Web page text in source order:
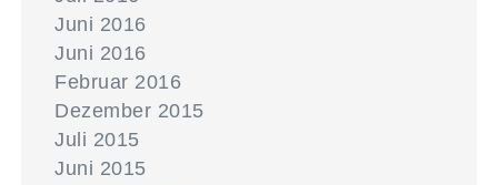
Juni 2016
Juni 2016
Februar 2016
Dezember 2015
Juli 2015
Juni 2015